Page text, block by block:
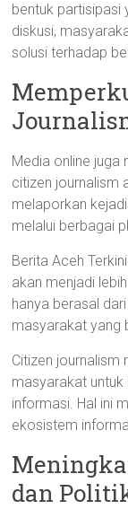
bentuk partisipasi
diskusi,
solusi terhadap
Media online juga
citizen journalism
melaporkan
melalui berbagai
Berita Aceh
akan menjadi
hanya berasal
masyarakat yang
Citizen
masyarakat
informasi. Hal ini
ekosistem
dan